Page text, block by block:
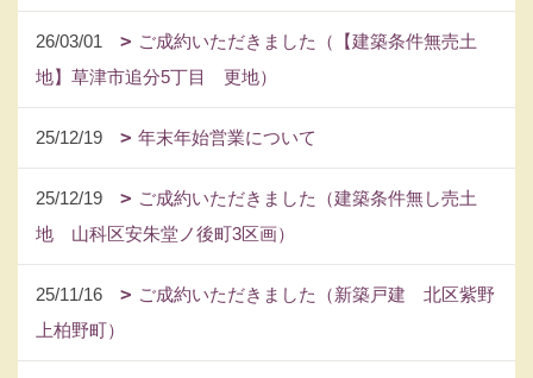
26/03/01
ご成約いただきました（【建築条件無売土
地】草津市追分5丁目 更地）
25/12/19 年末年始営業について
25/12/19
ご成約いただきました（建築条件無し売土
地 山科区安朱堂ノ後町3区画）
25/11/16
ご成約いただきました（新築戸建 北区紫野
上柏野町）